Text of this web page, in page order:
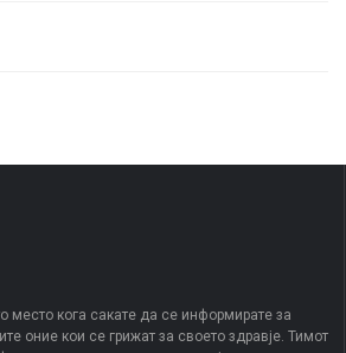
место кога сакате да се информирате за
оние кои се грижат за своето здравје. Тимот